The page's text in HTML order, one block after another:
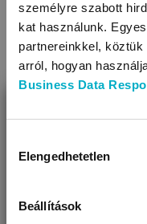
személyre szabott
kat használunk.
partnereinkkel, köztük
arról, hogyan
Business Data
kiválasztása
Elengedhetetlen
Beállítások
PHILIPS AVENT
Úgy látjuk,